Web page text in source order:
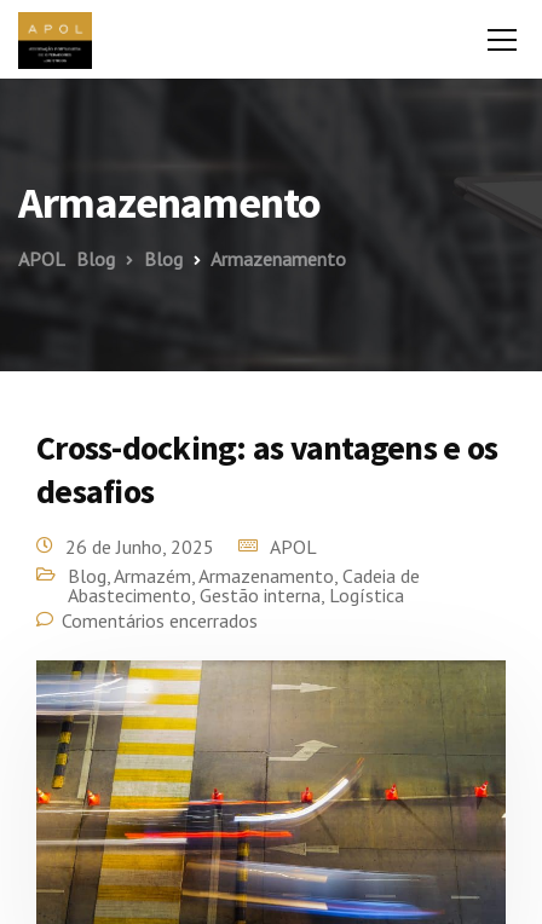
Armazenamento
APOL Blog Blog Armazenamento
Cross-docking: as vantagens e os
desafios
26 de Junho, 2025
APOL
Blog,Armazém,Armazenamento, Cadeia de
Abastecimento, Gestão interna, Logística
Comentários encerrados